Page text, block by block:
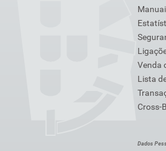
Venda
Lista
Cross-
Dados